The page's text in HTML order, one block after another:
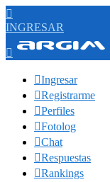

INGRESAR

Ingresar
Registrarme
Perfiles
Fotolog
Chat
Respuestas
Rankings